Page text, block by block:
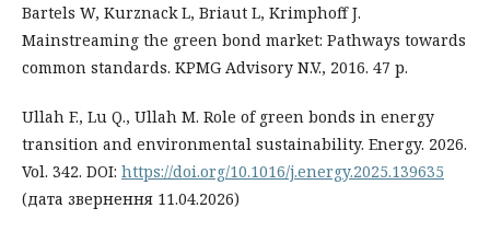
Bartels W, Kurznack L, Briaut L, Krimphoff J.
Mainstreaming the green bond market: Pathways towards
common standards. KPMG Advisory N.V., 2016. 47 р.
Ullah F., Lu Q., Ullah M. Role of green bonds in energy
transition and environmental sustainability. Energy. 2026.
Vol. 342. DOI: https://doi.org/10.1016/j.energy.2025.139635
(дата звернення 11.04.2026)